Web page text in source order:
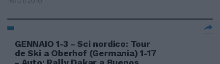
GENNAIO 1-3 - Sci nordico: Tour
de Ski a Oberhof (Germania) 1-17